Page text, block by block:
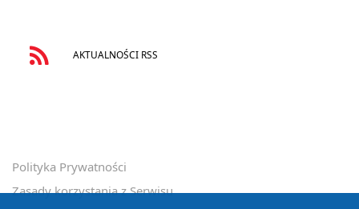
AKTUALNOŚCI RSS
Polityka Prywatności
Zasady korzystania z Serwisu
Używamy informacji zapisanych za pomocą cookies i podobnych